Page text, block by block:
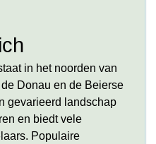
in het noorden van
Donau en de Beierse
gevarieerd landschap
en biedt vele
Populaire